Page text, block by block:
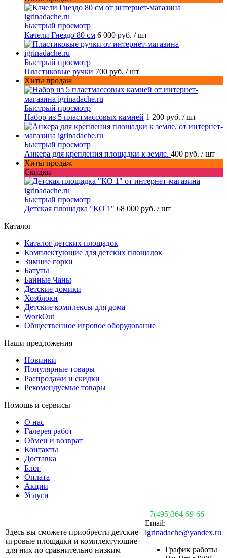
Быстрый просмотр
Качели Гнездо 80 см 6 000 руб. / шт
Быстрый просмотр
Пластиковые ручки 700 руб. / шт
Хиты продаж
Быстрый просмотр
Набор из 5 пластмассовых камней 1 200 руб. / шт
Быстрый просмотр
Анкера для крепления площадки к земле. 400 руб. / шт
Хиты продаж
Скидки
Быстрый просмотр
Детская площадка "КО 1" 68 000 руб. / шт
Каталог
Каталог детских площадок
Комплектующие для детских площадок
Зимние горки
Батуты
Банные Чаны
Детские домики
Хозблоки
Детские комплексы для дома
WorkOut
Общественное игровое оборудование
Наши предложения
Новинки
Популярные товары
Распродажи и скидки
Рекомендуемые товары
Помощь и сервисы
О нас
Галерея работ
Обмен и возврат
Контакты
Доставка
Блог
Оплата
Акции
Услуги
Здесь вы сможете приобрести детские
игровые площадки и комплектующие
для них по сравнительно низким
+7(495)364-69-66
Email:
igrinadache@yandex.ru
График работы